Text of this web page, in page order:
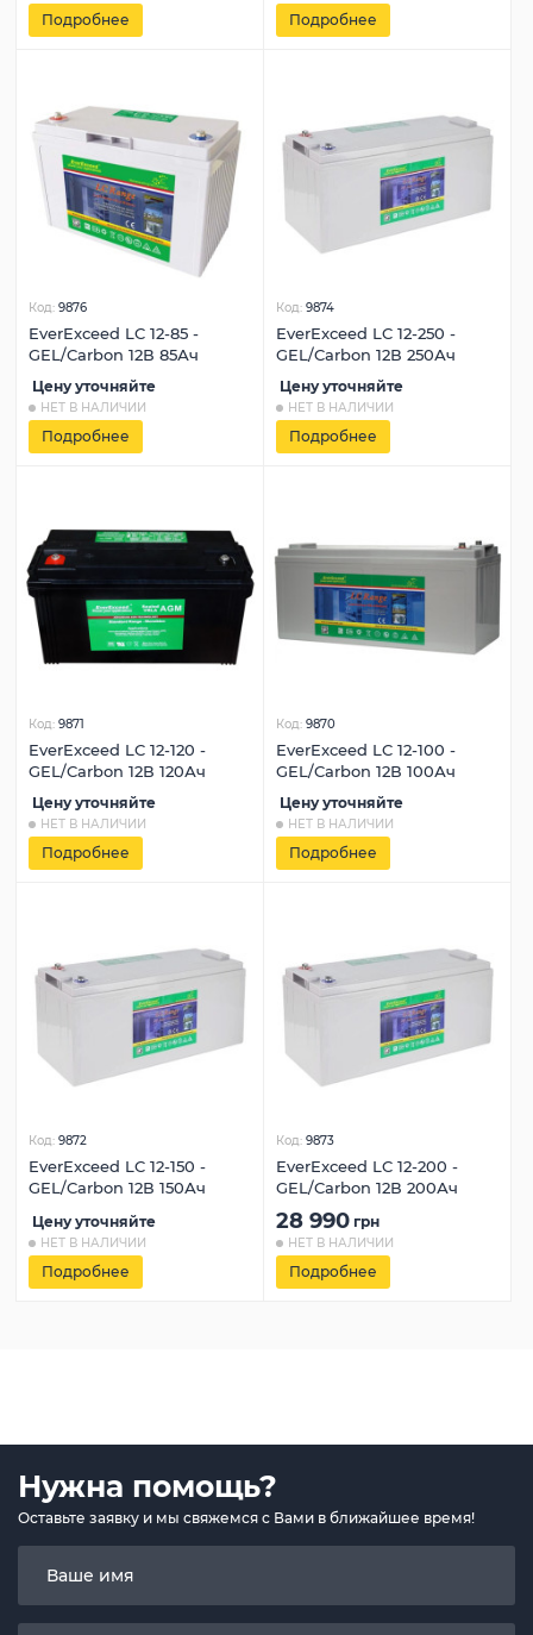
Подробнее Подробнее
Код: 9876
EverExceed LC 12-85 -
GEL/Carbon 12В 85Ач
Цену уточняйте
НЕТ В НАЛИЧИИ
Подробнее
Код: 9874
EverExceed LC 12-250 -
GEL/Carbon 12В 250Ач
Цену уточняйте
НЕТ В НАЛИЧИИ
Подробнее
Код: 9871
EverExceed LC 12-120 -
GEL/Carbon 12В 120Ач
Цену уточняйте
НЕТ В НАЛИЧИИ
Подробнее
Код: 9870
EverExceed LC 12-100 -
GEL/Carbon 12В 100Ач
Цену уточняйте
НЕТ В НАЛИЧИИ
Подробнее
Код: 9872
EverExceed LC 12-150 -
GEL/Carbon 12В 150Ач
Цену уточняйте
НЕТ В НАЛИЧИИ
Подробнее
Код: 9873
EverExceed LC 12-200 -
GEL/Carbon 12В 200Ач
28 990 грн
НЕТ В НАЛИЧИИ
Подробнее
Нужна помощь?
Оставьте заявку и мы свяжемся с Вами в ближайшее время!